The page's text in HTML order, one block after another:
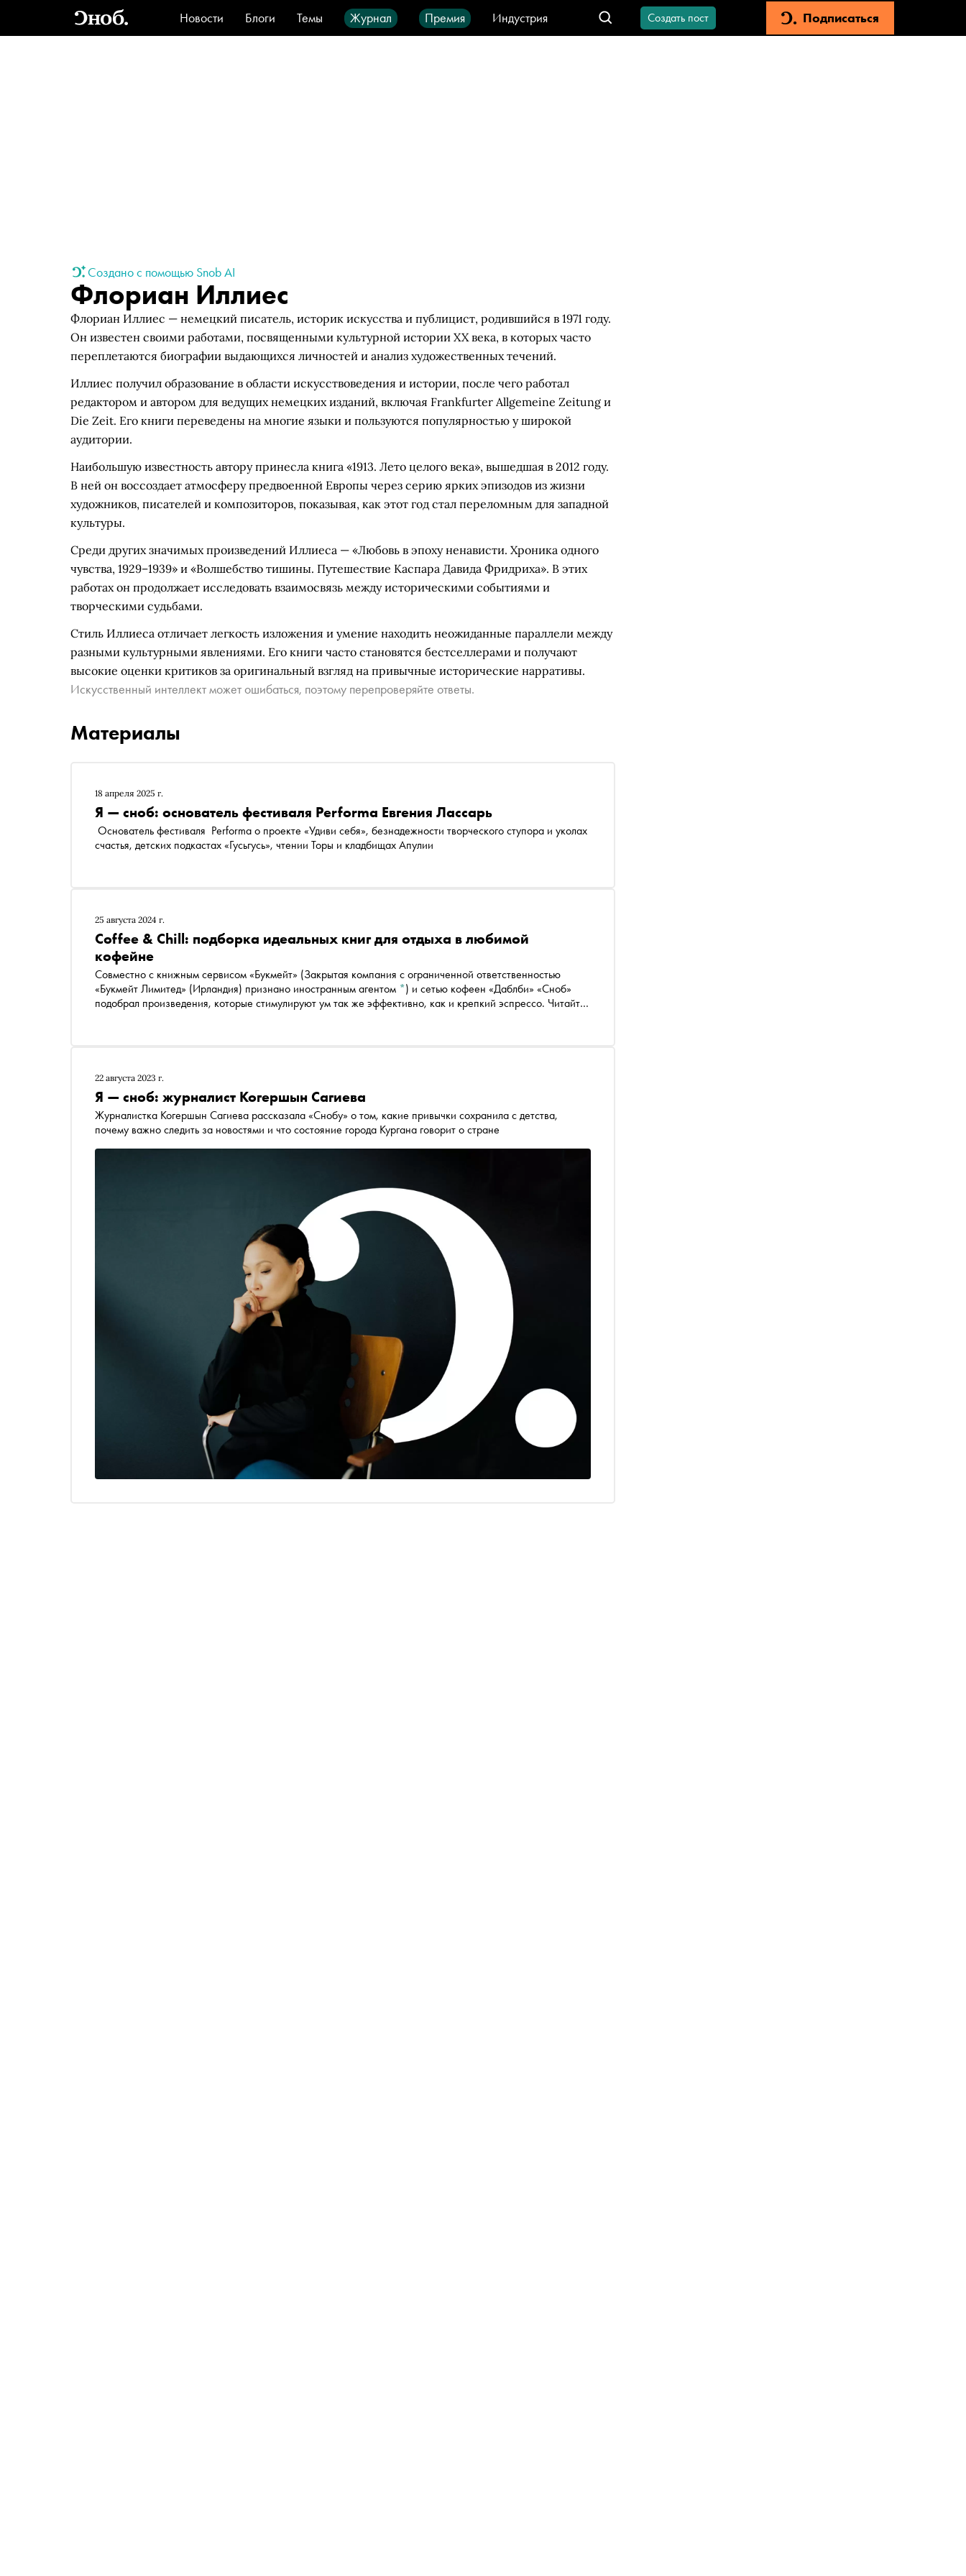
Новости Блоги Темы Журнал Премия
Индустрия
Стиль
Видео Город IT-продукты
Создать пост Подписаться
Создано с помощью Snob AI
Флориан Иллиес
Флориан Иллиес — немецкий писатель, историк искусства и публицист, родившийся в 1971 году.
Он известен своими работами, посвященными культурной истории XX века, в которых часто
переплетаются биографии выдающихся личностей и анализ художественных течений.
Иллиес получил образование в области искусствоведения и истории, после чего работал
редактором и автором для ведущих немецких изданий, включая Frankfurter Allgemeine Zeitung и
Die Zeit. Его книги переведены на многие языки и пользуются популярностью у широкой
аудитории.
Наибольшую известность автору принесла книга «1913. Лето целого века», вышедшая в 2012 году.
В ней он воссоздает атмосферу предвоенной Европы через серию ярких эпизодов из жизни
художников, писателей и композиторов, показывая, как этот год стал переломным для западной
культуры.
Среди других значимых произведений Иллиеса — «Любовь в эпоху ненависти. Хроника одного
чувства, 1929–1939» и «Волшебство тишины. Путешествие Каспара Давида Фридриха». В этих
работах он продолжает исследовать взаимосвязь между историческими событиями и
творческими судьбами.
Стиль Иллиеса отличает легкость изложения и умение находить неожиданные параллели между
разными культурными явлениями. Его книги часто становятся бестселлерами и получают
высокие оценки критиков за оригинальный взгляд на привычные исторические нарративы.
Искусственный интеллект может ошибаться, поэтому перепроверяйте ответы.
Материалы
18 апреля 2025 г.
Я — сноб: основатель фестиваля Performa Евгения Лассарь
Основатель фестиваля Performa о проекте «Удиви себя», безнадежности творческого ступора и уколах
счастья, детских подкастах «Гусьгусь», чтении Торы и кладбищах Апулии
25 августа 2024 г.
Coffee & Chill: подборка идеальных книг для отдыха в любимой
кофейне
Совместно с книжным сервисом«Букмейт» (Закрытая компания с ограниченной ответственностью
«Букмейт Лимитед» (Ирландия) признано иностранным агентом *) и сетью кофеен «Даблби» «Сноб»
подобрал произведения, которые стимулируют ум так же эффективно, как и крепкий эспрессо. Читайте
22 августа 2023 г.
Я — сноб: журналист Когершын Сагиева
Журналистка Когершын Сагиева рассказала «Снобу» о том, какие привычки сохранила с детства,
почему важно следить за новостями и что состояние города Кургана говорит о стране